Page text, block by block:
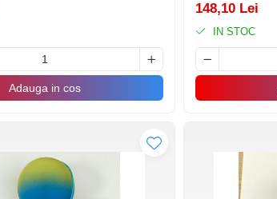
Adauga in cos
148,10 Lei
IN STOC